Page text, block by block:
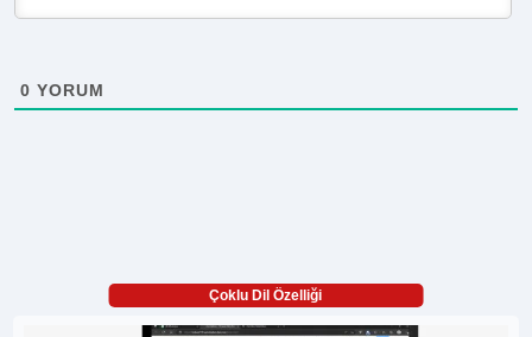
0 YORUM
Çoklu Dil Özelliği